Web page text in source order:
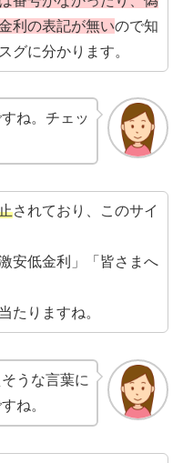
利の表記が無いので知
グに分かります。
ね。チェッ
されており、このサイ
安低金利」「皆さまへ
たりますね。
うな言葉に
ね。